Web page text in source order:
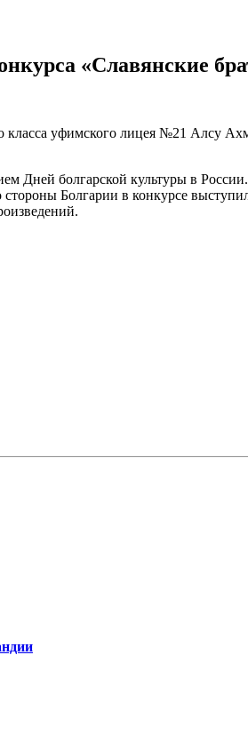
«Славянские
уфимского лицея №21 Алсу
болгарской культуры в
Болгарии в конкурсе